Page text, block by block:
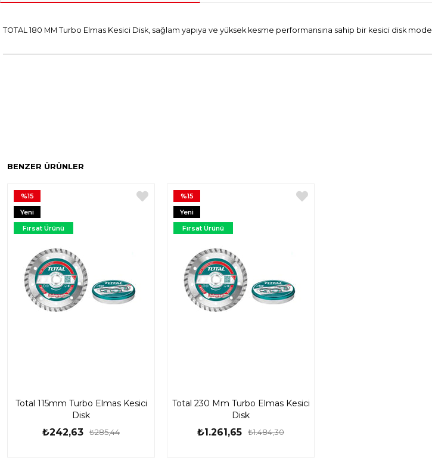
TOTAL 180 MM Turbo Elmas Kesici Disk, sağlam yapıya ve yüksek kesme performansına sahip bir kesici disk
BENZER ÜRÜNLER
Total 115mm Turbo Elmas Kesici
Disk
₺242,63 ₺285,44
%15
Yeni
Ürün
Fırsat Ürünü
Total 230 Mm Turbo Elmas Kesici
Disk
₺1.261,65 ₺1.484,30
%15
Yeni
Ürün
Fırsat Ürünü